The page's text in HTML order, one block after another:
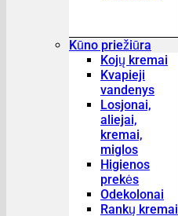
Kūno priežiūra
Kojų kremai
Kvapieji
vandenys
Losjonai,
aliejai,
kremai,
miglos
Higienos
prekės
Odekolonai
Rankų kremai